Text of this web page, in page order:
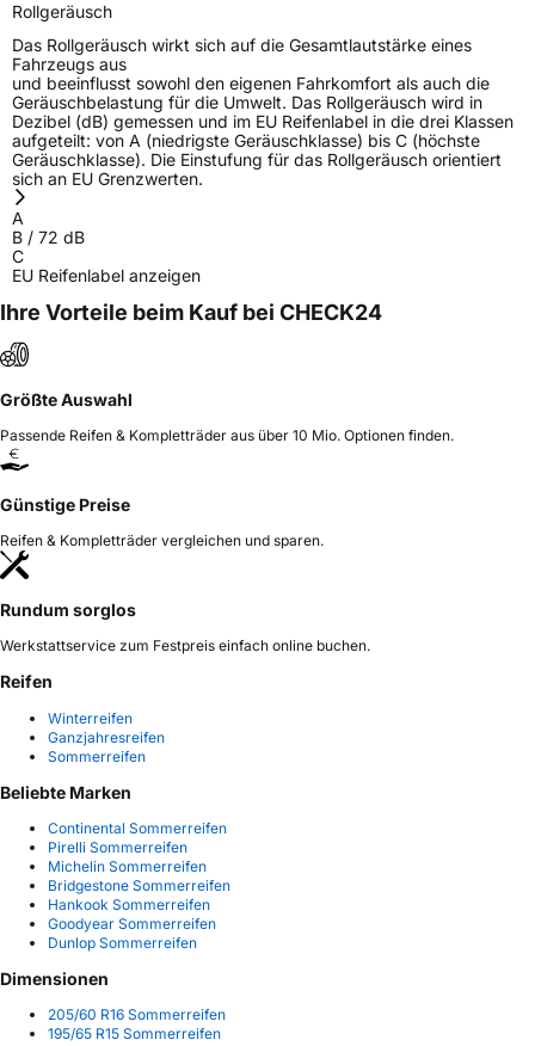
3PMSF / Schneeflockensymbol / Alpine-Symbol Nein
EPREL ID540286
Allgemeine Produktsicherheit (GPSR)
HerstellerkontaktShandong Changfeng Tire Co. LTD, YongAn
Verantwortliche
in der EU
SHG Consulting, YongAn Street Guangrao
County Dongying City Shandong Province
China, liu.yang@hengfengtires.com
Rollgeräusch
Das Rollgeräusch wirkt sich auf die Gesamtlautstärke eines
Fahrzeugs aus
und beeinflusst sowohl den eigenen Fahrkomfort als auch die
Geräuschbelastung für die Umwelt. Das Rollgeräusch wird in
Dezibel (dB) gemessen und im EU Reifenlabel in die drei Klassen
aufgeteilt: von A (niedrigste Geräuschklasse) bis C (höchste
Geräuschklasse). Die Einstufung für das Rollgeräusch orientiert
sich an EU Grenzwerten.
A
B / 72 dB
C
EU Reifenlabel anzeigen
Ihre Vorteile beim Kauf bei CHECK24
Größte Auswahl
Passende Reifen & Kompletträder aus über 10 Mio. Optionen finden.
Günstige Preise
Reifen & Kompletträder vergleichen und sparen.
Rundum sorglos
Werkstattservice zum Festpreis einfach online buchen.
Reifen
Winterreifen
Ganzjahresreifen
Sommerreifen
Beliebte Marken
Continental Sommerreifen
Pirelli Sommerreifen
Michelin Sommerreifen
Bridgestone Sommerreifen
Hankook Sommerreifen
Goodyear Sommerreifen
Dunlop Sommerreifen
Dimensionen
205/60 R16 Sommerreifen
195/65 R15 Sommerreifen